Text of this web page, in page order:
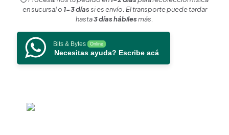
en sucursal o 1-3 díassi es envío. El transporte puede tardar
hasta3 días hábilesmás.
Bits & Bytes Online
Necesitas ayuda? Escribe acá